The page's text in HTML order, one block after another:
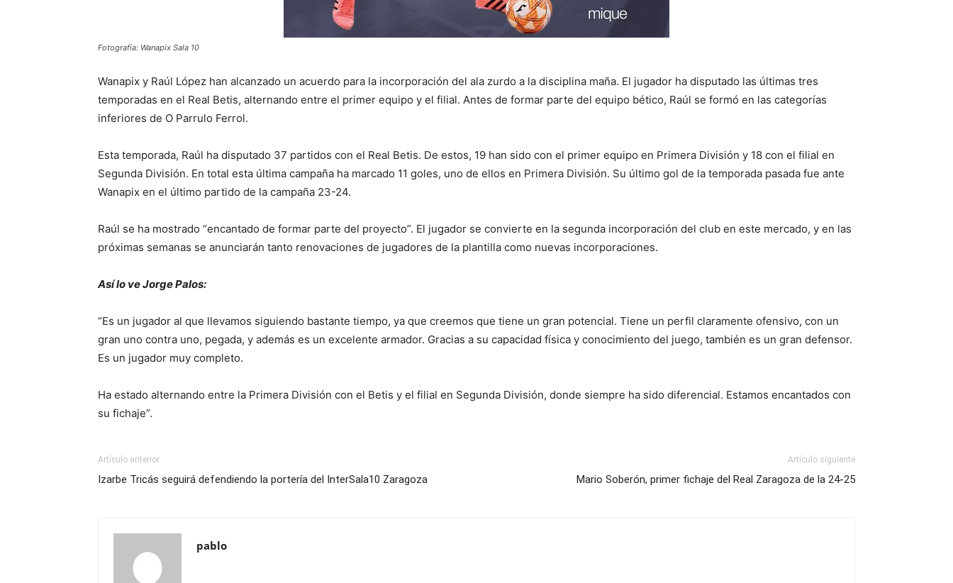
Fotografía: Wanapix Sala 10
Wanapix y Raúl López han alcanzado un acuerdo para la incorporación del ala zurdo a la disciplina maña. El jugador ha disputado las últimas tres
temporadas en el Real Betis, alternando entre el primer equipo y el filial. Antes de formar parte del equipo bético, Raúl se formó en las categorías
inferiores de O Parrulo Ferrol.
Esta temporada, Raúl ha disputado 37 partidos con el Real Betis. De estos, 19 han sido con el primer equipo en Primera División y 18 con el filial en
Segunda División. En total esta última campaña ha marcado 11 goles, uno de ellos en Primera División. Su último gol de la temporada pasada fue ante
Wanapix en el último partido de la campaña 23-24.
Raúl se ha mostrado “encantado de formar parte del proyecto”. El jugador se convierte en la segunda incorporación del club en este mercado, y en las
próximas semanas se anunciarán tanto renovaciones de jugadores de la plantilla como nuevas incorporaciones.
Así lo ve Jorge Palos:
“Es un jugador al que llevamos siguiendo bastante tiempo, ya que creemos que tiene un gran potencial. Tiene un perfil claramente ofensivo, con un
gran uno contra uno, pegada, y además es un excelente armador. Gracias a su capacidad física y conocimiento del juego, también es un gran defensor.
Es un jugador muy completo.
Ha estado alternando entre la Primera División con el Betis y el filial en Segunda División, donde siempre ha sido diferencial. Estamos encantados con
su fichaje”.
Artículo anterior
Izarbe Tricás seguirá defendiendo la portería del InterSala10 Zaragoza
Artículo siguiente
Mario Soberón, primer fichaje del Real Zaragoza de la 24-25
pablo